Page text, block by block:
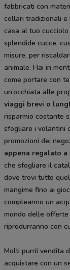
fabbricati con
collari tradizionali e
casa al tuo
splendide cucce,
misure, per
animale. Hai in
come portare con
un’occhiata alle
viaggi brevi o
risparmio costante
sfogliare i volantini
promozioni dei
appena regalato
che sfogliare il
dove trovi tutto
mangime fino ai
compleanno un
mondo delle
riprodurranno con
Molti punti vendita
acquistare con un